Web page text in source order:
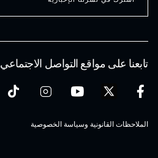
تابعنا على مواقع التواصل الاجتماعي
الملاحظات القانونية وسياسة الخصوصية